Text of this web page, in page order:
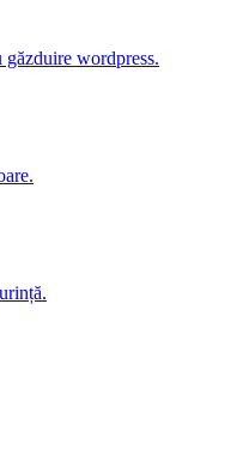
wordpress.